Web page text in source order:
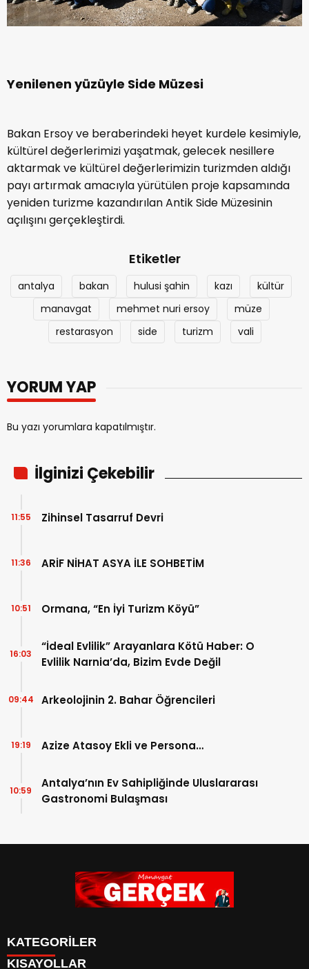
Yenilenen yüzüyle Side Müzesi
Bakan Ersoy ve beraberindeki heyet kurdele kesimiyle,
kültürel değerlerimizi yaşatmak, gelecek nesillere
aktarmak ve kültürel değerlerimizin turizmden aldığı
payı artırmak amacıyla yürütülen proje kapsamında
yeniden turizme kazandırılan Antik Side Müzesinin
açılışını gerçekleştirdi.
Etiketler
antalya bakan hulusi şahin kazı
kültür
manavgat
mehmet nuri ersoy
müze
restarasyon
side turizm vali
YORUM YAP
Bu yazı yorumlara kapatılmıştır.
İlginizi Çekebilir
Zihinsel Tasarruf Devri
11:55
ARİF NİHAT ASYA İLE SOHBETİM
11:36
Ormana, “En İyi Turizm Köyü”
10:51
“İdeal Evlilik” Arayanlara Kötü Haber: O
Evlilik Narnia’da, Bizim Evde Değil
16:03
Arkeolojinin 2. Bahar Öğrencileri
09:44
Azize Atasoy Ekli ve Persona…
19:19
Antalya’nın Ev Sahipliğinde Uluslararası
Gastronomi Bulaşması
10:59
KATEGORİLER
KISAYOLLAR